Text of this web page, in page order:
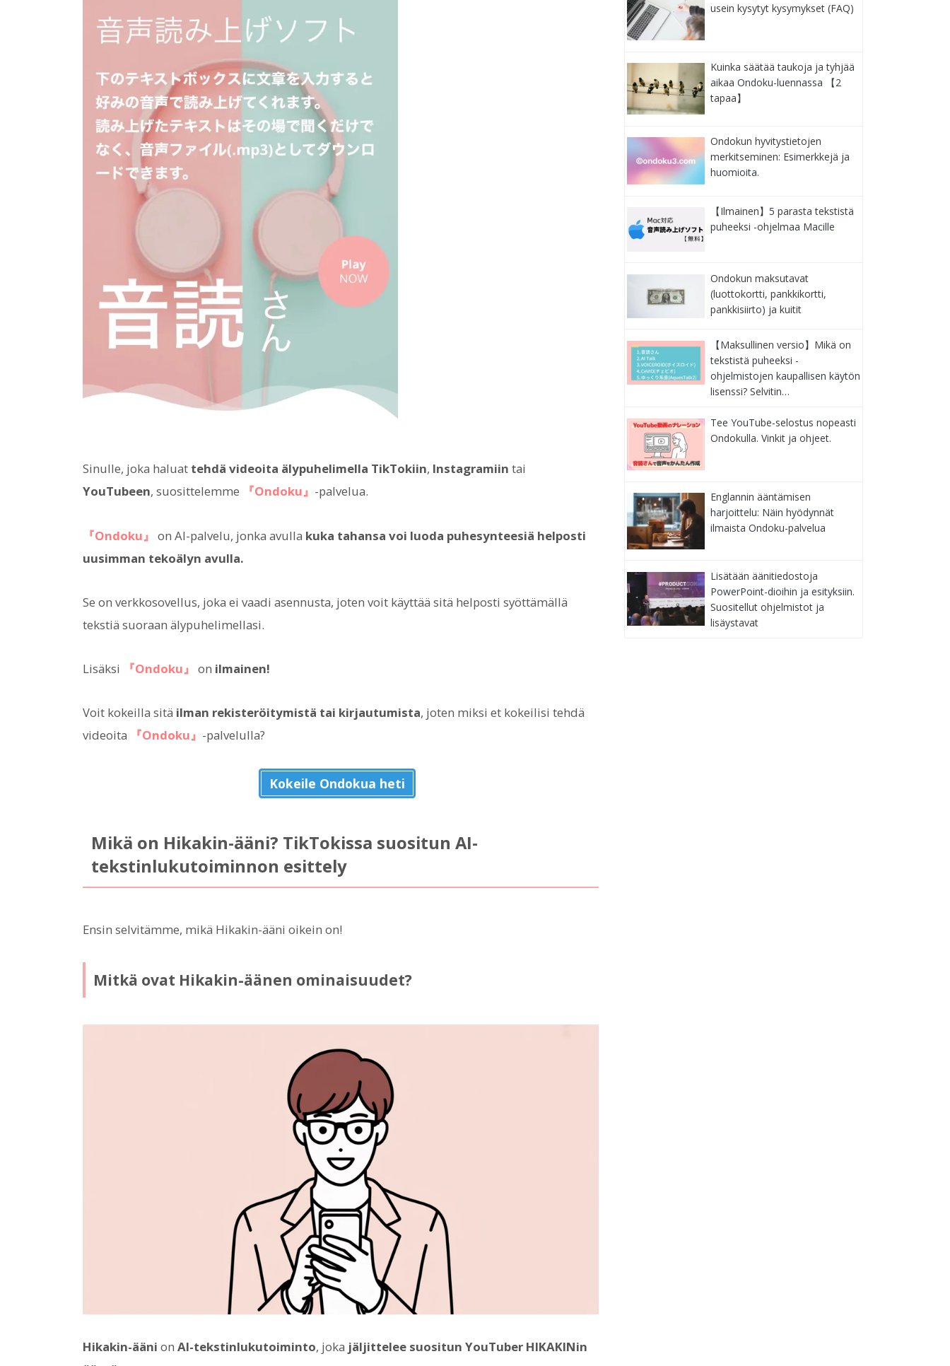
Sinulle, joka haluat tehdä videoita älypuhelimella TikTokiin, Instagramiin tai
YouTubeen, suosittelemme 『Ondoku』 -palvelua.
『Ondoku』 on AI-palvelu, jonka avulla kuka tahansa voi luoda puhesynteesiä helposti
uusimman tekoälyn avulla.
Se on verkkosovellus, joka ei vaadi asennusta, joten voit käyttää sitä helposti syöttämällä
tekstiä suoraan älypuhelimellasi.
Lisäksi 『Ondoku』 on ilmainen!
Voit kokeilla sitä ilman rekisteröitymistä tai kirjautumista, joten miksi et kokeilisi tehdä
videoita
『Ondoku』 -palvelulla?
Kokeile Ondokua heti
Mikä on Hikakin-ääni? TikTokissa suositun AI-
tekstinlukutoiminnon esittely
Ensin selvitämme, mikä Hikakin-ääni oikein on!
Mitkä ovat Hikakin-äänen ominaisuudet?
Hikakin-ääni on AI-tekstinlukutoiminto, joka jäljittelee suositun YouTuber HIKAKINin
usein kysytyt kysymykset (FAQ)
Kuinka säätää taukoja ja tyhjää
aikaa Ondoku-luennassa 【2
tapaa】
Ondokun hyvitystietojen
merkitseminen: Esimerkkejä ja
huomioita.
【Ilmainen】5 parasta tekstistä
puheeksi -ohjelmaa Macille
Ondokun maksutavat
(luottokortti, pankkikortti,
pankkisiirto) ja kuitit
【Maksullinen versio】Mikä on
tekstistä puheeksi -
ohjelmistojen kaupallisen käytön
lisenssi? Selvitin…
Tee YouTube-selostus nopeasti
Ondokulla. Vinkit ja ohjeet.
Englannin ääntämisen
harjoittelu: Näin hyödynnät
ilmaista Ondoku-palvelua
Lisätään äänitiedostoja
PowerPoint-dioihin ja esityksiin.
Suositellut ohjelmistot ja
lisäystavat